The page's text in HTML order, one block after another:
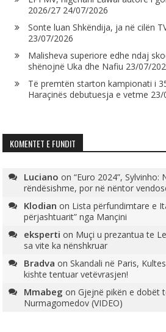
2026/27 24/07/2026
Sonte luan Shkëndija, ja në cilën
23/07/2026
Malisheva superiore edhe ndaj
shënojnë Uka dhe Nafiu 23/07/
Të premtën starton kampionati i
Haraçinës debutuesja e vetme 23/
KOMENTET E FUNDIT
Luciano on“Euro 2024”, Sylvinho:
rëndësishme, por në nëntor
Klodian on Lista përfundimtare e
përjashtuarit” nga Mançini
eksperti on Muçi u prezantua te
sa vite ka nënshkruar
Bradva onSkandali në Paris,
kishte tentuar vetëvrasjen!
Mmabeg onGjejnë pikën e dobët
Nurmagomedov (VIDEO)